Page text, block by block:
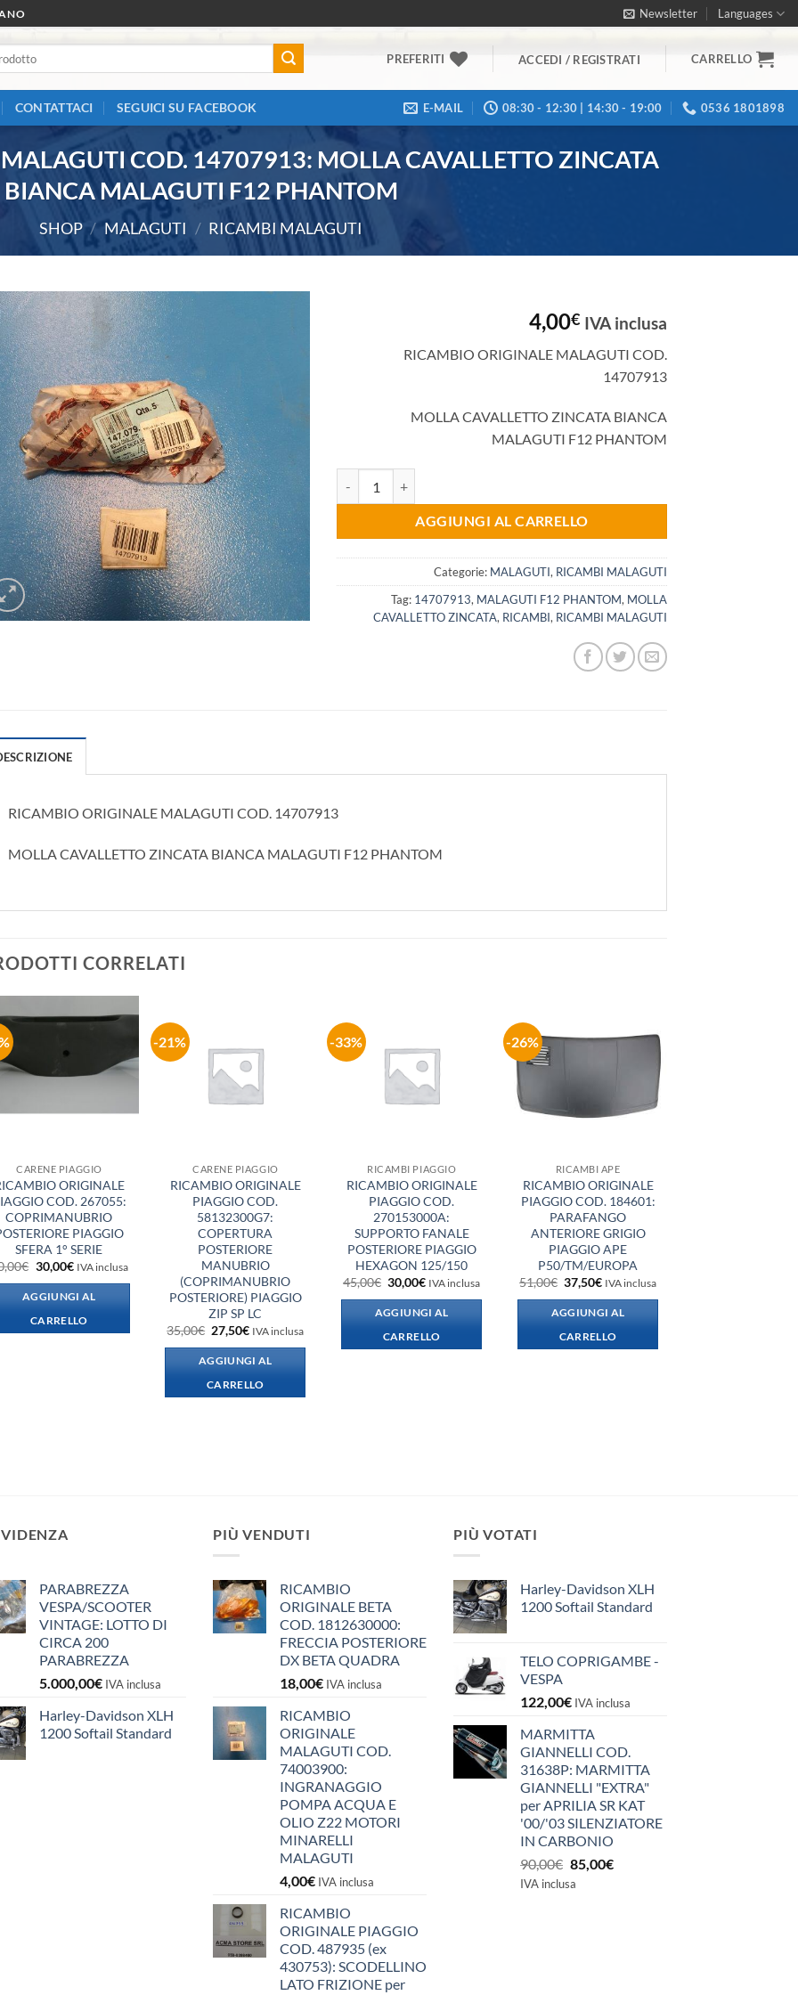
Newsletter Languages
PREFERITI ACCEDI / REGISTRATI CARRELLO
CONTATTACI SEGUICI SU FACEBOOK E-MAIL 08:30 - 12:30 | 14:30 - 19:00 0536 1801898
COD. 14707913: MOLLA CAVALLETTO ZINCATA
BIANCA MALAGUTI F12 PHANTOM
SHOP / MALAGUTI / RICAMBI MALAGUTI
4,00€ IVA inclusa
RICAMBIO ORIGINALE MALAGUTI COD.
14707913
MOLLA CAVALLETTO ZINCATA BIANCA
MALAGUTI F12 PHANTOM
AGGIUNGI AL CARRELLO
Categorie: MALAGUTI, RICAMBI MALAGUTI
Tag: 14707913, MALAGUTI F12 PHANTOM, MOLLA
CAVALLETTO ZINCATA, RICAMBI, RICAMBI MALAGUTI
RICAMBIO ORIGINALE MALAGUTI COD. 14707913
MOLLA CAVALLETTO ZINCATA BIANCA MALAGUTI F12 PHANTOM
CORRELATI
dei
CARENE PIAGGIO
ORIGINALE
COD. 267055:
COPRIMANUBRIO
PIAGGIO
SFERA 1° SERIE
€ Il
prezzo
originale
era:
40,00€.
30,00€Il
attuale
è:
30,00€.
IVA inclusa
AGGIUNGI AL
CARRELLO
-21%
CARENE PIAGGIO
RICAMBIO ORIGINALE
PIAGGIO COD.
58132300G7:
COPERTURA
POSTERIORE
MANUBRIO
(COPRIMANUBRIO
POSTERIORE) PIAGGIO
ZIP SP LC
35,00€ Il
prezzo
originale
era:
35,00€.
27,50€Il
attuale
è:
27,50€.
IVA inclusa
AGGIUNGI AL
CARRELLO
-33%
RICAMBI PIAGGIO
RICAMBIO ORIGINALE
PIAGGIO COD.
270153000A:
SUPPORTO FANALE
POSTERIORE PIAGGIO
HEXAGON 125/150
45,00€ Il
prezzo
originale
era:
45,00€.
30,00€Il
attuale
è:
30,00€.
IVA inclusa
AGGIUNGI AL
CARRELLO
-26%
RICAMBI APE
RICAMBIO ORIGINALE
PIAGGIO COD. 184601:
PARAFANGO
ANTERIORE GRIGIO
PIAGGIO APE
P50/TM/EUROPA
51,00€ Il
prezzo
originale
era:
51,00€.
37,50€Il
attuale
è:
37,50€.
IVA inclusa
AGGIUNGI AL
CARRELLO
PARABREZZA
VESPA/SCOOTER
VINTAGE: LOTTO DI
CIRCA 200
PARABREZZA
5.000,00€ IVA inclusa
Harley-Davidson XLH
1200 Softail Standard
PIÙ VENDUTI
RICAMBIO
ORIGINALE BETA
COD. 1812630000:
FRECCIA POSTERIORE
DX BETA QUADRA
18,00€ IVA inclusa
RICAMBIO
ORIGINALE
MALAGUTI COD.
74003900:
INGRANAGGIO
POMPA ACQUA E
OLIO Z22 MOTORI
MINARELLI
MALAGUTI
4,00€ IVA inclusa
RICAMBIO
ORIGINALE PIAGGIO
COD. 487935 (ex
430753): SCODELLINO
LATO FRIZIONE per
PIÙ VOTATI
Harley-Davidson XLH
1200 Softail Standard
TELO COPRIGAMBE -
VESPA
122,00€ IVA inclusa
MARMITTA
GIANNELLI COD.
31638P: MARMITTA
GIANNELLI "EXTRA"
per APRILIA SR KAT
'00/'03 SILENZIATORE
IN CARBONIO
90,00€ Il
prezzo
85,00€Il
IVA inclusa